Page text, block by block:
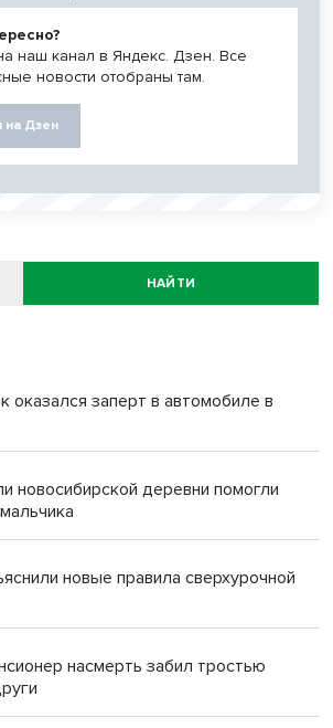
наш канал в Яндекс. Дзен. Все
новости отобраны там.
на Дзен
НАЙТИ
оказался заперт в автомобиле в
новосибирской деревни помогли
новые правила сверхурочной
насмерть забил тростью